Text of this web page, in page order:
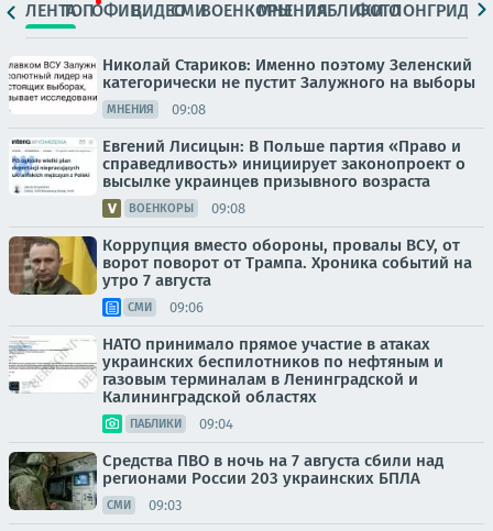
ЛЕНТАТОПОФИЦ.ВИДЕОСМИВОЕНКОРЫМНЕНИЯПАБЛИКИ
ФОТОЛОНГРИДЫ
Николай Стариков: Именно поэтому Зеленский
категорически не пустит Залужного на выборы
МНЕНИЯ 09:08
Евгений Лисицын: В Польше партия «Право и
справедливость» инициирует законопроект о
высылке украинцев призывного возраста
ВОЕНКОРЫ 09:08
Коррупция вместо обороны, провалы ВСУ, от
ворот поворот от Трампа. Хроника событий на
утро 7 августа
СМИ 09:06
НАТО принимало прямое участие в атаках
украинских беспилотников по нефтяным и
газовым терминалам в Ленинградской и
Калининградской областях
ПАБЛИКИ 09:04
Средства ПВО в ночь на 7 августа сбили над
регионами России 203 украинских БПЛА
СМИ 09:03